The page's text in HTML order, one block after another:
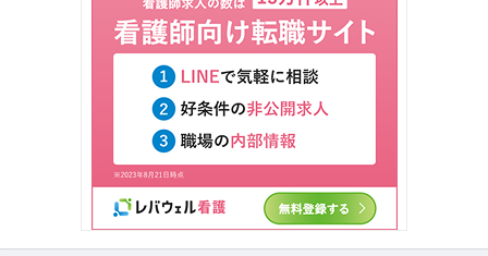
有名&人気アーティストのライブ・コンサートスタッフのお仕事です！【週払
い／銀行振込】【履歴書不要】…続きを見る
労務事務 月80時間自由シフト フルフレックス リモート可 主婦活
主婦・主夫歓迎 シフト自由
時給1,300円〜1,600円
労働・社会保険手続業務全般をお任せします。 【具体的には】 ■給与計算業
務（マネーフォワード給与、…続きを見る